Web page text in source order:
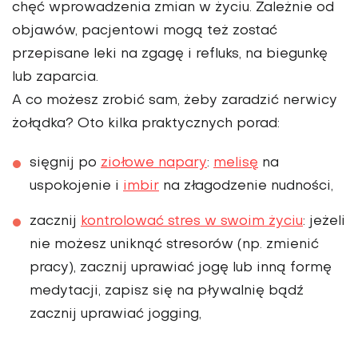
chęć wprowadzenia zmian w życiu. Zależnie od
objawów, pacjentowi mogą też zostać
przepisane leki na zgagę i refluks, na biegunkę
lub zaparcia.
A co możesz zrobić sam, żeby zaradzić nerwicy
żołądka? Oto kilka praktycznych porad:
sięgnij po ziołowe napary: melisę na
uspokojenie i imbir na złagodzenie nudności,
zacznij kontrolować stres w swoim życiu: jeżeli
nie możesz uniknąć stresorów (np. zmienić
pracy), zacznij uprawiać jogę lub inną formę
medytacji, zapisz się na pływalnię bądź
zacznij uprawiać jogging,